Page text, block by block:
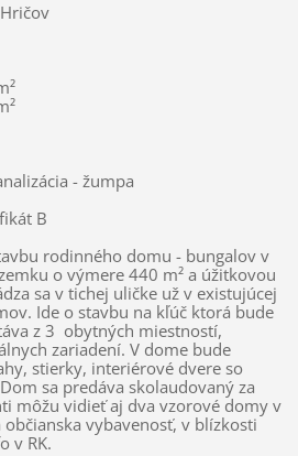
- žumpa
B
rodinného domu - bungalov v
o výmere 440 m² a úžitkovou
sa v tichej uličke už v existujúcej
Ide o stavbu na kľúč ktorá bude
z 3 obytných miestností,
zariadení. V dome bude
stierky, interiérové dvere so
sa predáva skolaudovaný za
môžu vidieť aj dva vzorové domy v
vybavenosť, v blízkosti
v RK.